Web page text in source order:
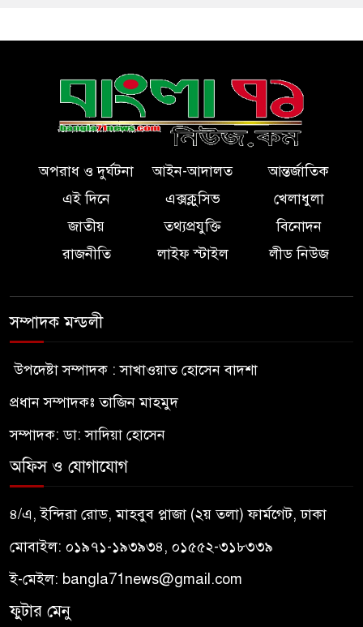
অপরাধ ও দুর্ঘটনা আইন-আদালত
আন্তর্জাতিক
এই দিনে
এক্সক্লুসিভ
খেলাধুলা
জাতীয়
তথ্যপ্রযুক্তি
বিনোদন
রাজনীতি
লাইফ স্টাইল লীড নিউজ
সম্পাদক মন্ডলী
উপদেষ্টা সম্পাদক : সাখাওয়াত হোসেন বাদশা
প্রধান সম্পাদকঃ তাজিন মাহমুদ
সম্পাদক: ডা: সাদিয়া হোসেন
অফিস ও যোগাযোগ
৪/এ, ইন্দিরা রোড, মাহবুব প্লাজা (২য় তলা) ফার্মগেট, ঢাকা
মোবাইল: ০১৯৭১-১৯৩৯৩৪, ০১৫৫২-৩১৮৩৩৯
ই-মেইল: bangla71news@gmail.com
ফুটার মেনু